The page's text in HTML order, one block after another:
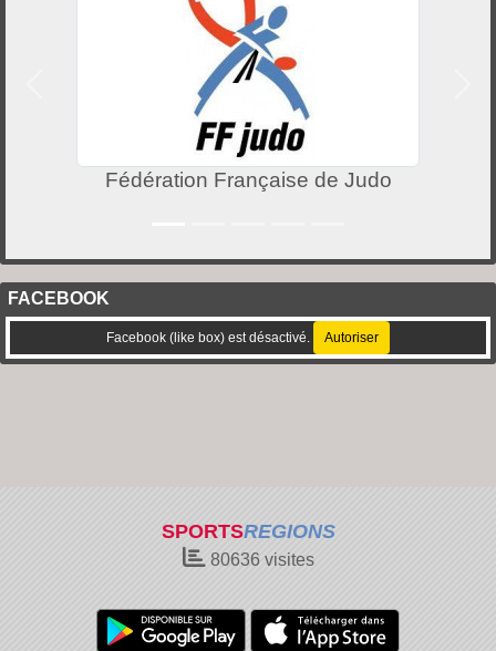
Fédération Française de Judo
FACEBOOK
Facebook (like box) est désactivé. Autoriser
SPORTSREGIONS
80636visites